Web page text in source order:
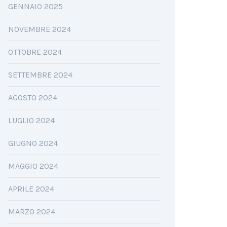
GENNAIO 2025
NOVEMBRE 2024
OTTOBRE 2024
SETTEMBRE 2024
AGOSTO 2024
LUGLIO 2024
GIUGNO 2024
MAGGIO 2024
APRILE 2024
MARZO 2024